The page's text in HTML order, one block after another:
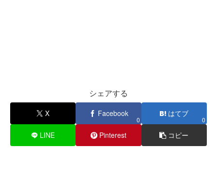
シェアする
X Facebook
0
はてブ
0
LINE Pinterest コピー